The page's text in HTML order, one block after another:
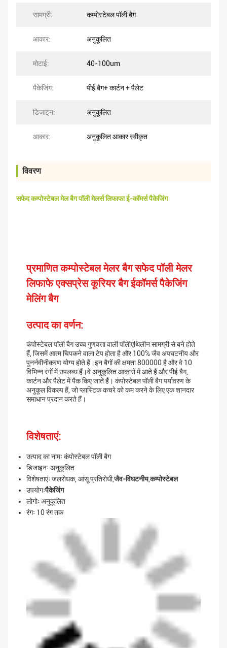
सामग्री: कम्पोस्टेबल पॉली बैग
आकार: अनुकूलित
मोटाई: 40-100um
पैकेजिंग: पीई बैग+ कार्टन + पैलेट
डिजाइन: अनुकूलित
आकार: अनुकूलित आकार स्वीकृत
विवरण
सफेद कम्पोस्टेबल मेल बैग पॉली मेलर्स लिफाफा ई-कॉमर्स पैकेजिंग
प्रमाणित कम्पोस्टेबल मेलर बैग सफेद पॉली मेलर
लिफाफे एक्सप्रेस कूरियर बैग ईकॉमर्स पैकेजिंग
मेलिंग बैग
उत्पाद का वर्णन:
कंपोस्टेबल पॉली बैग उच्च गुणवत्ता वाली पॉलीएथिलीन सामग्री से बने होते
हैं, जिसमें आत्म चिपकने वाला टेप होता है और 100% जैव अपघटनीय और
पुनर्नवीनीकरण योग्य होते हैं।इन बैगों की क्षमता 800000 है और वे 10
विभिन्न रंगों में उपलब्ध हैं।वे अनुकूलित आकारों में आते हैं और पीई बैग,
कार्टन और पैलेट में पैक किए जाते हैं। कंपोस्टेबल पॉली बैग पर्यावरण के
अनुकूल विकल्प हैं, जो प्लास्टिक कचरे को कम करने के लिए एक शानदार
समाधान प्रदान करते हैं।
विशेषताएं:
उत्पाद का नामः कंपोस्टेबल पॉली बैग
डिजाइनः अनुकूलित
विशेषताएंः जलरोधक, आंसू प्रतिरोधी,जैव-विघटनीय,कम्पोस्टेबल
उपयोगःपैकेजिंग
लोगोः अनुकूलित
रंगः 10 रंग तक